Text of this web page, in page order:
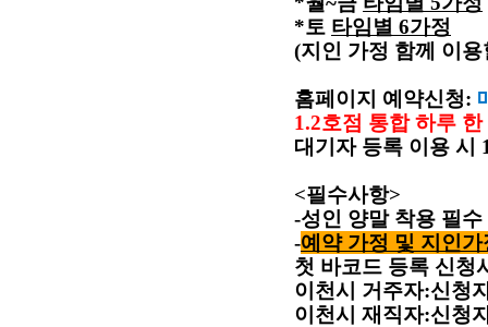
*토 타임별 6가정
(지인 가정 함께 이
홈페이지 예약신청:
1.2호점 통합 하루 한
대기자 등록 이용 시
<필수사항>
-성인 양말 착용 필수
-예약 가정 및 지인
첫 바코드 등록 신청
이천시 거주자:신청
이천시 재직자:신청